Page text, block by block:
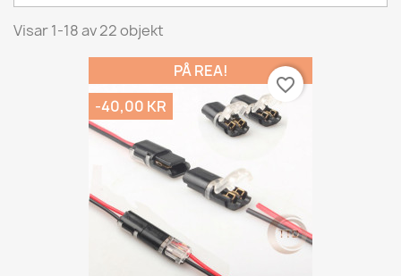
Visar 1-18 av 22 objekt
PÅ REA!
-40,00 KR
favorite_border